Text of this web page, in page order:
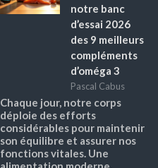
notre banc
d’essai 2026
des 9 meilleurs
compléments
d’oméga 3
Pascal Cabus
Chaque jour, notre corps
déploie des efforts
considérables pour maintenir
son équilibre et assurer nos
fonctions vitales. Une